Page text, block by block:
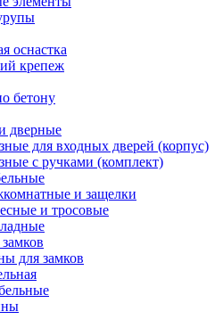
оснастка
крепеж
бетону
дверные
для входных дверей (корпус)
с ручками (комплект)
и защелки
и тросовые
для замков